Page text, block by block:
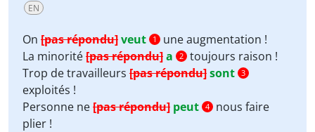
EN
On [pas répondu]veut 1
une augmentation !
La minorité[pas répondu]a 2 toujours raison !
Trop de travailleurs [pas répondu]sont 3
exploités !
Personne ne[pas répondu] peut 4
nous faire
plier !